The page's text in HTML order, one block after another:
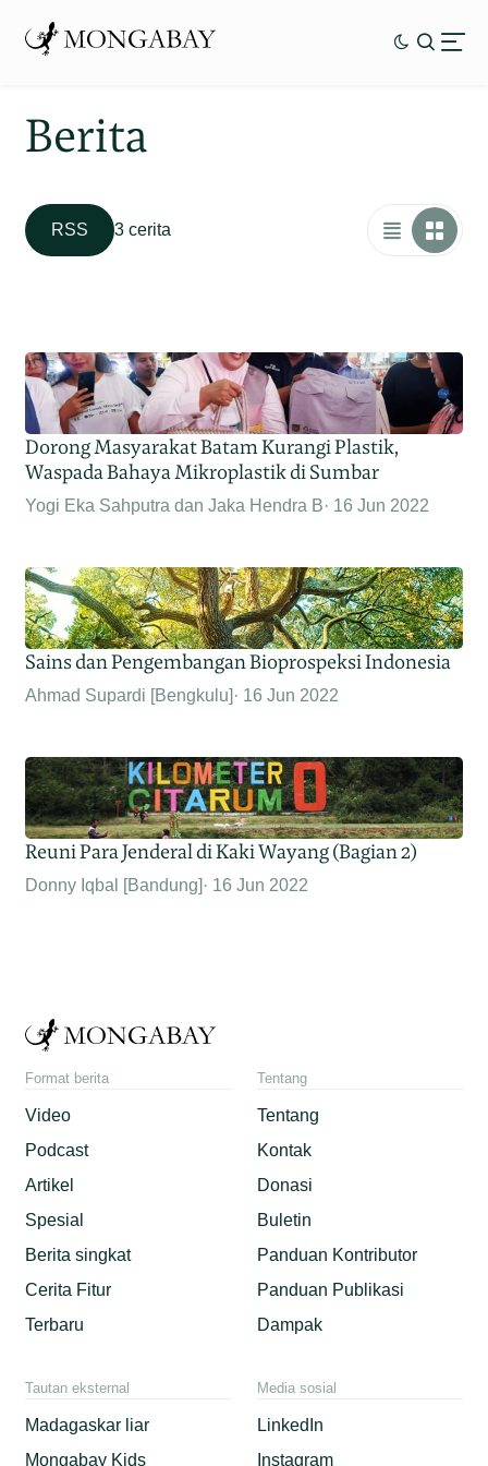
Berita
RSS 3 cerita
Dorong Masyarakat Batam Kurangi Plastik,
Waspada Bahaya Mikroplastik di Sumbar
Yogi Eka Sahputra dan Jaka Hendra B 16 Jun 2022
Sains dan Pengembangan Bioprospeksi Indonesia
Ahmad Supardi [Bengkulu] 16 Jun 2022
Reuni Para Jenderal di Kaki Wayang (Bagian 2)
Donny Iqbal [Bandung] 16 Jun 2022
Format berita
Video
Podcast
Artikel
Spesial
Berita singkat
Cerita Fitur
Terbaru
Tentang
Tentang
Kontak
Donasi
Buletin
Panduan Kontributor
Panduan Publikasi
Dampak
Tautan eksternal
Madagaskar liar
Mongabay Kids
Media sosial
LinkedIn
Instagram